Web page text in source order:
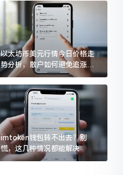
以太坊币美元行情今日价格走
势分析，散户如何避免追涨杀
跌被套牢
imtoken钱包转不出去？别
慌，这几种情况都能解决